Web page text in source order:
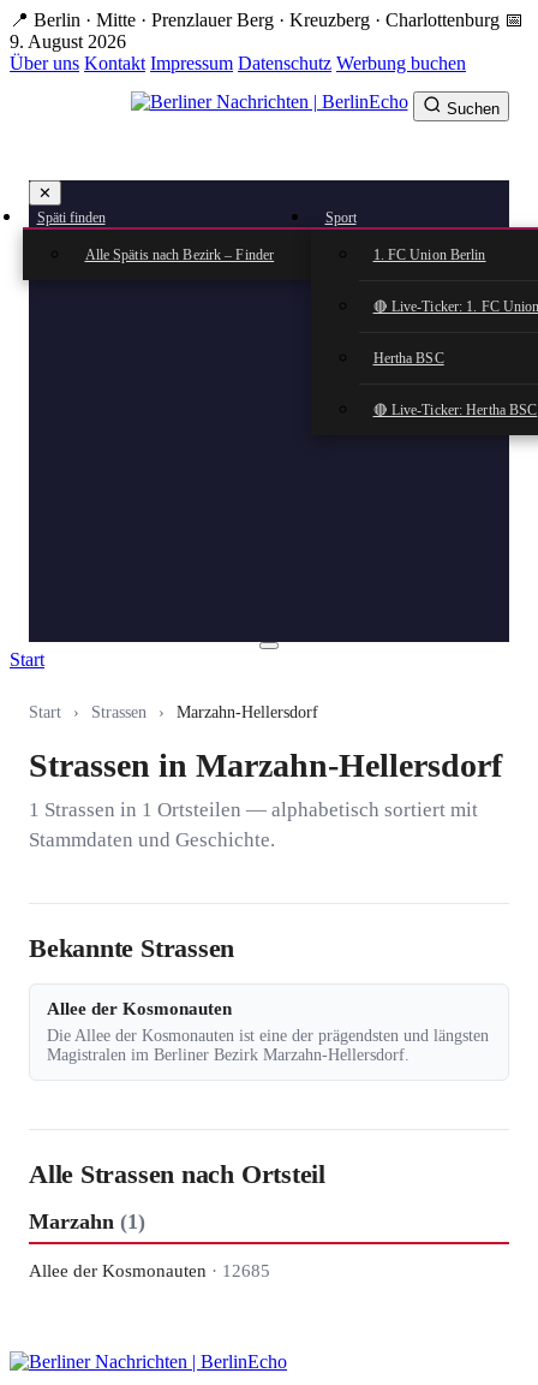
Zum
Hauptinhalt
springen
📍 Berlin · Mitte · Prenzlauer Berg · Kreuzberg · Charlottenburg 📅
9. August 2026
Über uns Kontakt Impressum Datenschutz Werbung buchen
✕
Späti finden
Alle Spätis nach Bezirk – Finder
Sport
1. FC Union Berlin
🔴 Live-Ticker: 1. FC
Hertha BSC
🔴 Live-Ticker: Hertha BSC
Suchen
Start
Start › Strassen › Marzahn-Hellersdorf
Strassen in Marzahn-Hellersdorf
1 Strassen in 1 Ortsteilen — alphabetisch sortiert mit
Stammdaten und Geschichte.
Bekannte Strassen
Allee der Kosmonauten
Die Allee der Kosmonauten ist eine der prägendsten und längsten
Magistralen im Berliner Bezirk Marzahn-Hellersdorf.
Alle Strassen nach Ortsteil
Marzahn (1)
Allee der Kosmonauten · 12685